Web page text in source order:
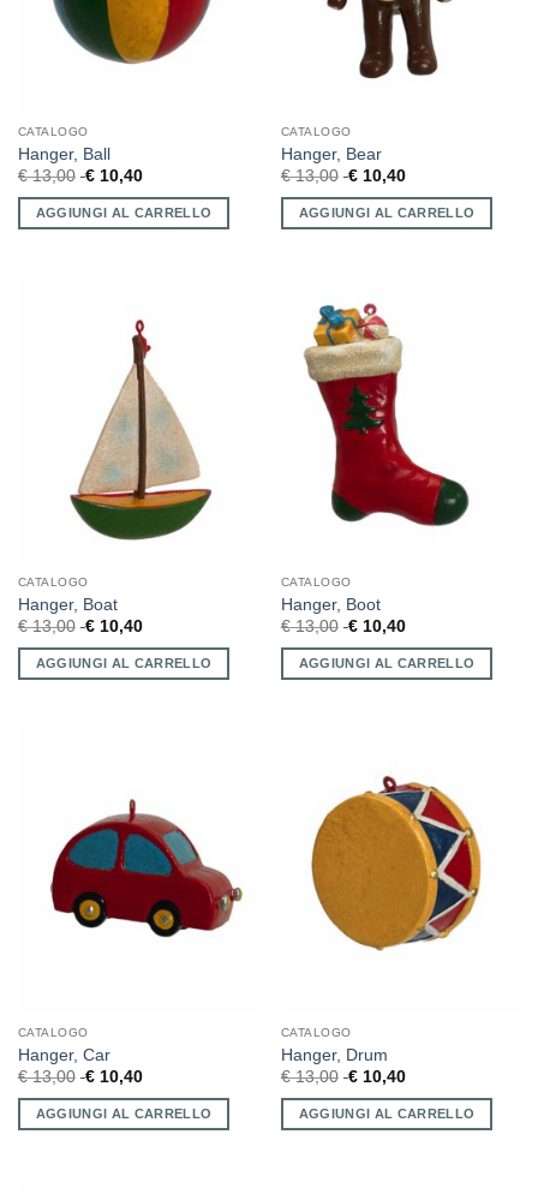
CATALOGO
Hanger, Ball
€13,00 €10,40
AGGIUNGI AL CARRELLO
CATALOGO
Hanger, Bear
€13,00 €10,40
AGGIUNGI AL CARRELLO
CATALOGO
Hanger, Boat
€13,00 €10,40
AGGIUNGI AL CARRELLO
CATALOGO
Hanger, Boot
€13,00 €10,40
AGGIUNGI AL CARRELLO
CATALOGO
Hanger, Car
€13,00 €10,40
AGGIUNGI AL CARRELLO
CATALOGO
Hanger, Drum
€13,00 €10,40
AGGIUNGI AL CARRELLO